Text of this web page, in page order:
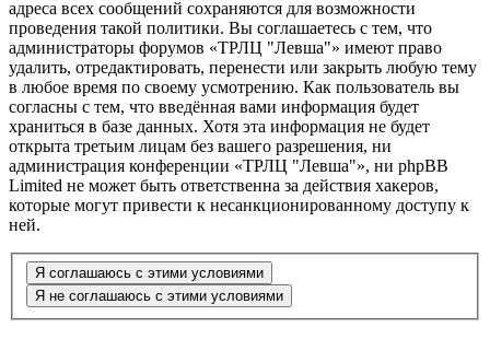
адреса всех сообщений сохраняются для возможности
проведения такой политики. Вы соглашаетесь с тем, что
администраторы форумов «ТРЛЦ "Левша"» имеют право
удалить, отредактировать, перенести или закрыть любую тему
в любое время по своему усмотрению. Как пользователь вы
согласны с тем, что введённая вами информация будет
храниться в базе данных. Хотя эта информация не будет
открыта третьим лицам без вашего разрешения, ни
администрация конференции «ТРЛЦ "Левша"», ни phpBB
Limited не может быть ответственна за действия хакеров,
которые могут привести к несанкционированному доступу к
ней.